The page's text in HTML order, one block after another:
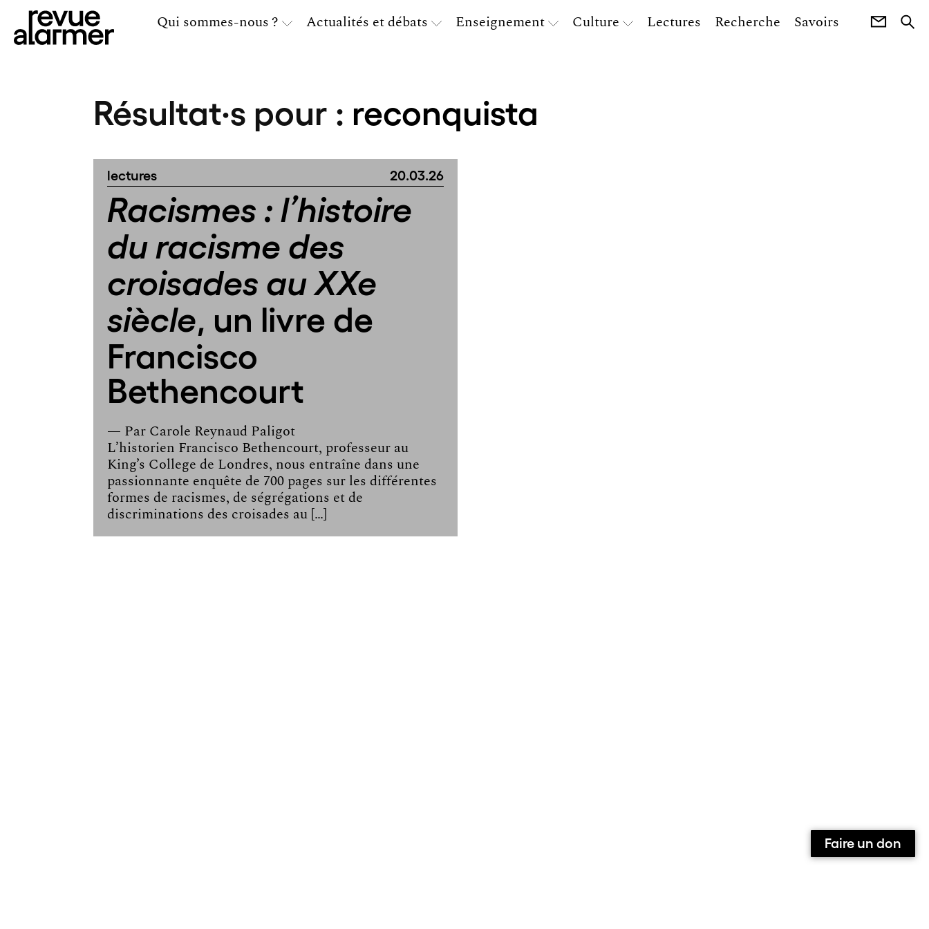
Qui sommes-nous ? Actualités et débats Enseignement Culture Lectures Recherche Savoirs
Résultat·s pour : reconquista
lectures 20.03.26
Racismes : l’histoire
du racisme des
croisades au XXe
siècle, un livre de
Francisco
Bethencourt
— Par Carole Reynaud Paligot
L’historien Francisco Bethencourt, professeur au
King’s College de Londres, nous entraîne dans une
passionnante enquête de 700 pages sur les différentes
formes de racismes, de ségrégations et de
discriminations des croisades au […]
Faire un don